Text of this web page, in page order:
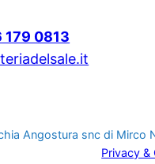
0813
Angostura snc di Mirco
Privacy &